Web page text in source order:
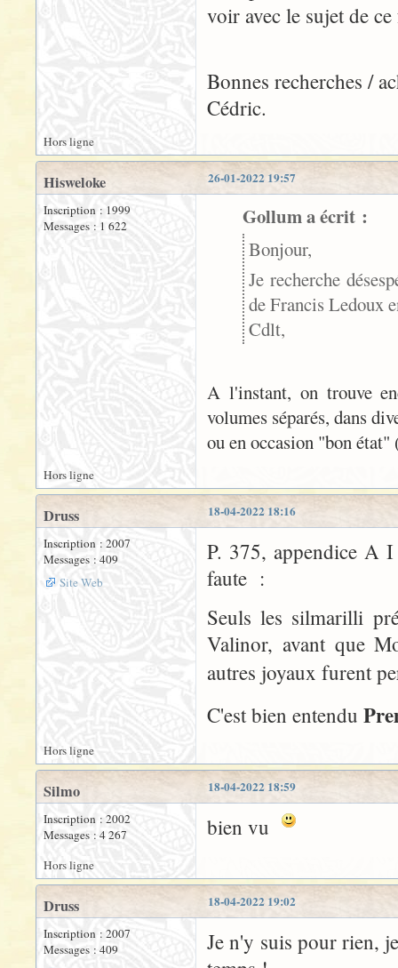
voir avec le sujet de
Bonnes recherches /
Cédric.
Hors ligne
26-01-2022 19:57
Hisweloke
Inscription : 1999
Messages : 1 622
Gollum a écrit :
Bonjour,
Je recherche
de Francis Ledoux
Cdlt,
A l'instant, on trouve
volumes séparés, dans
ou en occasion "bon
Hors ligne
18-04-2022 18:16
Druss
Inscription : 2007
Messages : 409
Site Web
P. 375, appendice A
faute :
Seuls les silmarilli
Valinor, avant que
autres joyaux furent
C'est bien entendu
Hors ligne
18-04-2022 18:59
Silmo
Inscription : 2002
Messages : 4 267
bien vu
Hors ligne
18-04-2022 19:02
Druss
Inscription : 2007
Messages : 409
Je n'y suis pour rien,